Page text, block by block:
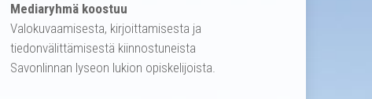
Mediaryhmä koostuu
Valokuvaamisesta, kirjoittamisesta ja
tiedonvälittämisestä kiinnostuneista
Savonlinnan lyseon lukion opiskelijoista.